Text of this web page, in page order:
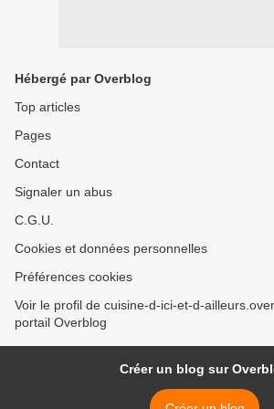
Hébergé par Overblog
Top articles
Pages
Contact
Signaler un abus
C.G.U.
Cookies et données personnelles
Préférences cookies
Voir le profil de cuisine-d-ici-et-d-
portail Overblog
Créer un blog sur